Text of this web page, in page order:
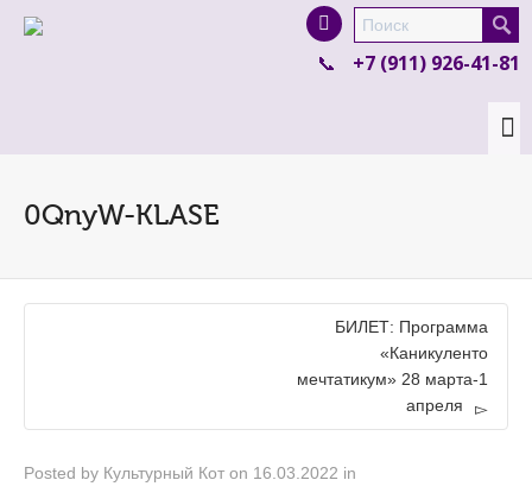
product in a size size .
colour items.
+7 (911) 926-41-81
0QnyW-KLASE
БИЛЕТ: Программа
«Каникуленто
мечтатикум» 28 марта-1
апреля
Posted by Культурный Кот on 16.03.2022 in